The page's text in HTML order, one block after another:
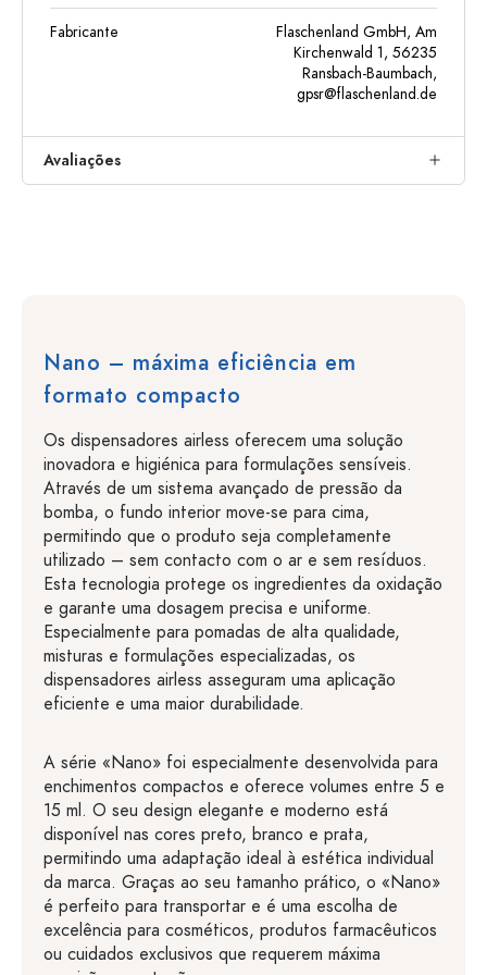
Fabricante
Flaschenland GmbH, Am
Kirchenwald 1, 56235
Ransbach-Baumbach,
gpsr@flaschenland.de
Avaliações
Nano – máxima eficiência em
formato compacto
Os dispensadores airless oferecem uma solução
inovadora e higiénica para formulações sensíveis.
Através de um sistema avançado de pressão da
bomba, o fundo interior move-se para cima,
permitindo que o produto seja completamente
utilizado – sem contacto com o ar e sem resíduos.
Esta tecnologia protege os ingredientes da oxidação
e garante uma dosagem precisa e uniforme.
Especialmente para pomadas de alta qualidade,
misturas e formulações especializadas, os
dispensadores airless asseguram uma aplicação
eficiente e uma maior durabilidade.
A série «Nano» foi especialmente desenvolvida para
enchimentos compactos e oferece volumes entre 5 e
15 ml. O seu design elegante e moderno está
disponível nas cores preto, branco e prata,
permitindo uma adaptação ideal à estética individual
da marca. Graças ao seu tamanho prático, o «Nano»
é perfeito para transportar e é uma escolha de
excelência para cosméticos, produtos farmacêuticos
ou cuidados exclusivos que requerem máxima